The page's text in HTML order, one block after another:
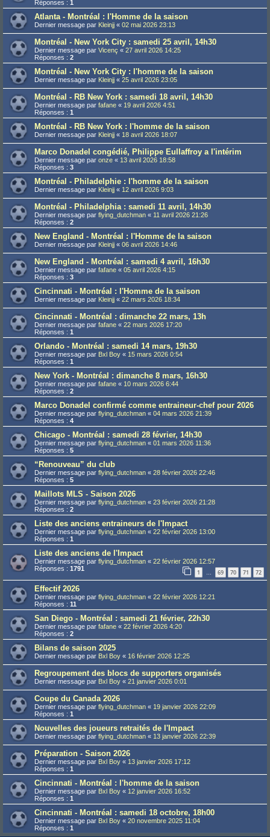
Réponses : 1
Atlanta - Montréal : l'Homme de la saison
Dernier message par Kleinjj « 02 mai 2026 23:13
Montréal - New York City : samedi 25 avril, 14h30
Dernier message par Vicenç « 27 avril 2026 14:25
Réponses : 2
Montréal - New York City : l'homme de la saison
Dernier message par Kleinjj « 25 avril 2026 23:05
Montréal - RB New York : samedi 18 avril, 14h30
Dernier message par fafane « 19 avril 2026 4:51
Réponses : 1
Montréal - RB New York : l'homme de la saison
Dernier message par Kleinjj « 18 avril 2026 18:07
Marco Donadel congédié, Philippe Eullaffroy a l'intérim
Dernier message par onze « 13 avril 2026 18:58
Réponses : 3
Montréal - Philadelphie : l'homme de la saison
Dernier message par Kleinjj « 12 avril 2026 9:03
Montréal - Philadelphia : samedi 11 avril, 14h30
Dernier message par flying_dutchman « 11 avril 2026 21:26
Réponses : 2
New England - Montréal : l'Homme de la saison
Dernier message par Kleinjj « 06 avril 2026 14:46
New England - Montréal : samedi 4 avril, 16h30
Dernier message par fafane « 05 avril 2026 4:15
Réponses : 3
Cincinnati - Montréal : l'Homme de la saison
Dernier message par Kleinjj « 22 mars 2026 18:34
Cincinnati - Montréal : dimanche 22 mars, 13h
Dernier message par fafane « 22 mars 2026 17:20
Réponses : 1
Orlando - Montréal : samedi 14 mars, 19h30
Dernier message par Bxl Boy « 15 mars 2026 0:54
Réponses : 1
New York - Montréal : dimanche 8 mars, 16h30
Dernier message par fafane « 10 mars 2026 6:44
Réponses : 2
Marco Donadel confirmé comme entraineur-chef pour 2026
Dernier message par flying_dutchman « 04 mars 2026 21:39
Réponses : 4
Chicago - Montréal : samedi 28 février, 14h30
Dernier message par flying_dutchman « 01 mars 2026 11:36
Réponses : 5
“Renouveau” du club
Dernier message par flying_dutchman « 28 février 2026 22:46
Réponses : 5
Maillots MLS - Saison 2026
Dernier message par flying_dutchman « 23 février 2026 21:28
Réponses : 2
Liste des anciens entraineurs de l'Impact
Dernier message par flying_dutchman « 22 février 2026 13:00
Réponses : 1
Liste des anciens de l'Impact
Dernier message par flying_dutchman « 22 février 2026 12:57
Réponses : 1791 1 … 69 70 71 72
Effectif 2026
Dernier message par flying_dutchman « 22 février 2026 12:21
Réponses : 11
San Diego - Montréal : samedi 21 février, 22h30
Dernier message par fafane « 22 février 2026 4:20
Réponses : 2
Bilans de saison 2025
Dernier message par Bxl Boy « 16 février 2026 12:25
Regroupement des blocs de supporters organisés
Dernier message par Bxl Boy « 21 janvier 2026 0:01
Coupe du Canada 2026
Dernier message par flying_dutchman « 19 janvier 2026 22:09
Réponses : 1
Nouvelles des joueurs retraités de l'Impact
Dernier message par flying_dutchman « 13 janvier 2026 22:39
Préparation - Saison 2026
Dernier message par Bxl Boy « 13 janvier 2026 17:12
Réponses : 1
Cincinnati - Montréal : l'homme de la saison
Dernier message par Bxl Boy « 12 janvier 2026 16:52
Réponses : 1
Cincinnati - Montréal : samedi 18 octobre, 18h00
Dernier message par Bxl Boy « 20 novembre 2025 11:04
Réponses : 1